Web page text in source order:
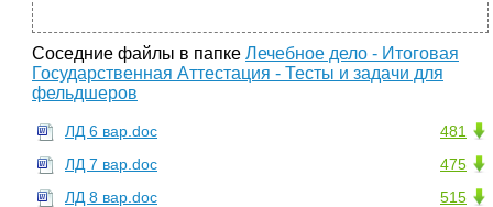
Соседние файлы в папке Лечебное дело - Итоговая
Государственная Аттестация - Тесты и задачи для
фельдшеров
481
ЛД 6 вар.doc
475
ЛД 7 вар.doc
515
ЛД 8 вар.doc